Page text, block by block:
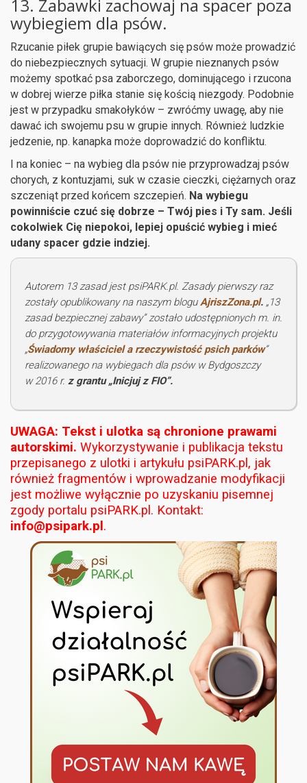
13. Zabawki zachowaj na spacer poza
wybiegiem dla psów.
Rzucanie piłek grupie bawiących się psów może prowadzić
do niebezpiecznych sytuacji. W grupie nieznanych psów
możemy spotkać psa zaborczego, dominującego i rzucona
w dobrej wierze piłka stanie się kością niezgody. Podobnie
jest w przypadku smakołyków – zwróćmy uwagę, aby nie
dawać ich swojemu psu w grupie innych. Również ludzkie
jedzenie, np. kanapka może doprowadzić do konfliktu.
I na koniec – na wybieg dla psów nie przyprowadzaj psów
chorych, z kontuzjami, suk w czasie cieczki, ciężarnych oraz
szczeniąt przed końcem szczepień. Na wybiegu
powinniście czuć się dobrze – Twój pies i Ty sam. Jeśli
cokolwiek Cię niepokoi, lepiej opuścić wybieg i mieć
udany spacer gdzie indziej.
Autorem 13 zasad jest psiPARK.pl. Zasady pierwszy raz
zostały opublikowany na naszym bloguAjriszZona.pl. „13
zasad bezpiecznej zabawy” zostało udostępnionych m. in.
do przygotowywania materiałów informacyjnych projektu
„Świadomy właściciel a rzeczywistość psich parków”
realizowanego na wybiegach dla psów w Bydgoszczy
w 2016 r. z grantu „Inicjuj z FIO”.
UWAGA: Tekst i ulotka są chronione prawami
autorskimi. Wykorzystywanie i publikacja tekstu
przepisanego z ulotki i artykułu psiPARK.pl, jak
również fragmentów i wprowadzanie modyfikacji
jest możliwe wyłącznie po uzyskaniu pisemnej
zgody portalu psiPARK.pl. Kontakt:
info@psipark.pl .